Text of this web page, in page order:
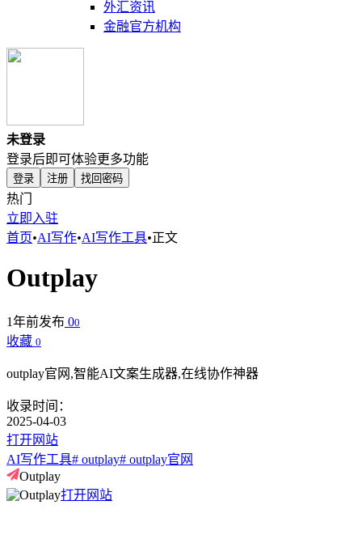
外汇资讯
金融官方机构
未登录
登录后即可体验更多功能
登录 注册 找回密码
热门
立即入驻
首页•AI写作•AI写作工具•正文
Outplay
1年前发布 00
收藏 0
outplay官网,智能AI文案生成器,在线协作神器
收录时间：
2025-04-03
打开网站
AI写作工具# outplay# outplay官网
Outplay
打开网站